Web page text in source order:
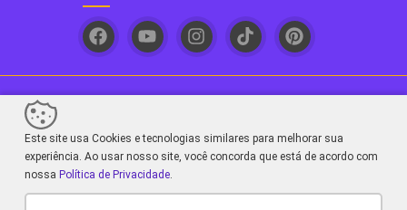
Este site usa Cookies e tecnologias similares para melhorar sua
experiência. Ao usar nosso site, você concorda que está de acordo com
nossa Política de Privacidade.
Sair da versão mobile